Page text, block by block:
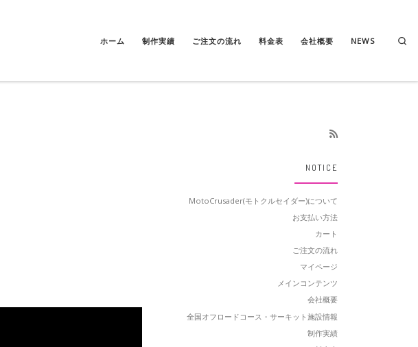
ホーム 制作実績 ご注文の流れ 料金表 会社概要 NEWS
NOTICE
MotoCrusader(モトクルセイダー)について
お支払い方法
カート
ご注文の流れ
マイページ
メインコンテンツ
会社概要
全国オフロードコース・サーキット施設情報
制作実績